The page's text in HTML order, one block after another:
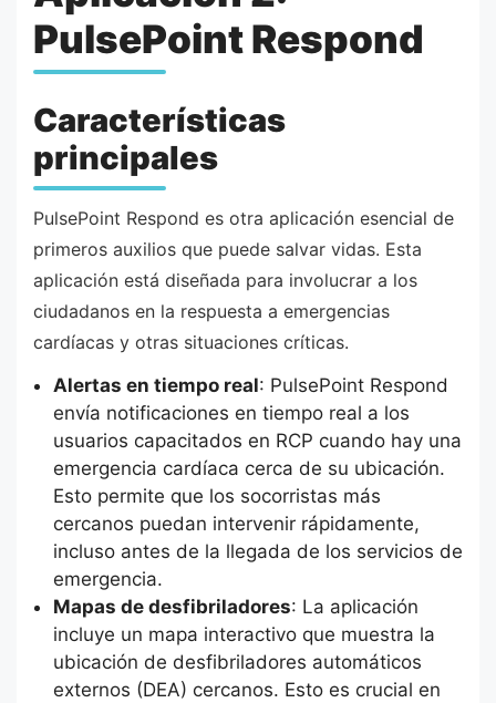
PulsePoint Respond
Características
principales
PulsePoint Respond es otra aplicación esencial de
primeros auxilios que puede salvar vidas. Esta
aplicación está diseñada para involucrar a los
ciudadanos en la respuesta a emergencias
cardíacas y otras situaciones críticas.
Alertas en tiempo real: PulsePoint Respond
envía notificaciones en tiempo real a los
usuarios capacitados en RCP cuando hay una
emergencia cardíaca cerca de su ubicación.
Esto permite que los socorristas más
cercanos puedan intervenir rápidamente,
incluso antes de la llegada de los servicios de
emergencia.
Mapas de desfibriladores: La aplicación
incluye un mapa interactivo que muestra la
ubicación de desfibriladores automáticos
externos (DEA) cercanos. Esto es crucial en